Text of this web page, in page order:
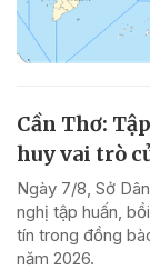
Cần Thơ:
huy vai trò
Ngày 7/8, Sở
nghị tập huấn,
tín trong đồng
năm 2026.